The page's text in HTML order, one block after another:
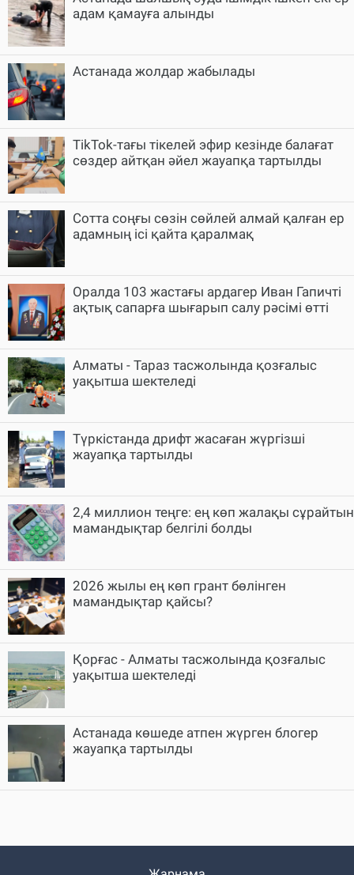
адам қамауға алынды
Астанада жолдар жабылады
TikTok-тағы тікелей эфир кезінде балағат
сөздер айтқан әйел жауапқа тартылды
Cотта соңғы сөзін сөйлей алмай қалған ер
адамның ісі қайта қаралмақ
Оралда 103 жастағы ардагер Иван Гапичті
ақтық сапарға шығарып салу рәсімі өтті
Алматы - Тараз тасжолында қозғалыс
уақытша шектеледі
Түркістанда дрифт жасаған жүргізші
жауапқа тартылды
2,4 миллион теңге: ең көп жалақы сұрайтын
мамандықтар белгілі болды
2026 жылы ең көп грант бөлінген
мамандықтар қайсы?
Қорғас - Алматы тасжолында қозғалыс
уақытша шектеледі
Астанада көшеде атпен жүрген блогер
жауапқа тартылды